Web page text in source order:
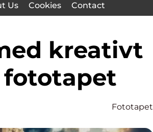
Us Cookies Contact
Fototapet